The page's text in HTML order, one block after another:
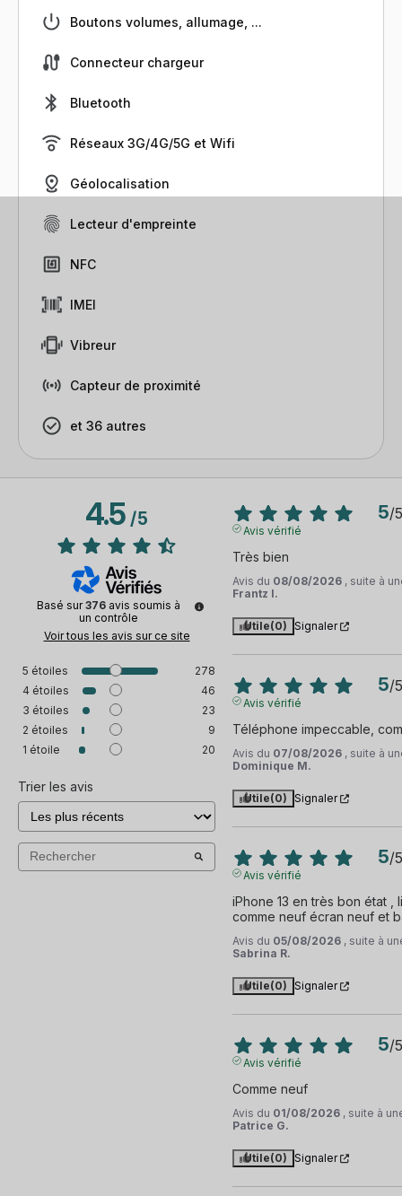
Boutons volumes, allumage, ...
Connecteur chargeur
Bluetooth
Réseaux 3G/4G/5G et Wifi
Géolocalisation
Lecteur d'empreinte
NFC
IMEI
Vibreur
Capteur de proximité
et 36 autres
4.5/5
Basé sur376 avis soumis à
un contrôle
Voir tous les avis sur ce site
5 étoiles
278
4 étoiles
46
3 étoiles
23
2 étoiles
9
1 étoile 20
Trier les avis
5/5
Avis vérifié
Très bien
Avis du 08/08/2026 , suite à
Frantz I.
Utile(0) Signaler
5/5
Avis vérifié
Téléphone impeccable,
Avis du 07/08/2026 , suite à
Dominique M.
Utile(0) Signaler
5/5
Avis vérifié
iPhone 13 en très bon état ,
comme neuf écran neuf et
Avis du 05/08/2026 , suite à
Sabrina R.
Utile(0) Signaler
5/5
Avis vérifié
Comme neuf
Avis du 01/08/2026 , suite à
Patrice G.
Utile(0) Signaler